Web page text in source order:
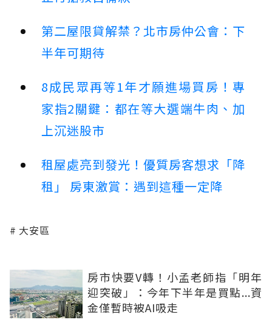
第二屋限貸解禁？北市房仲公會：下
半年可期待
8成民眾再等1年才願進場買房！專
家指2關鍵：都在等大選端牛肉、加
上沉迷股市
租屋處亮到發光！優質房客想求「降
租」 房東激賞：遇到這種一定降
大安區
房市快要V轉！小孟老師指「明年
迎突破」：今年下半年是買點...資
金僅暫時被AI吸走